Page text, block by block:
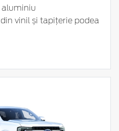
aluminiu
vinil și tapițerie podea